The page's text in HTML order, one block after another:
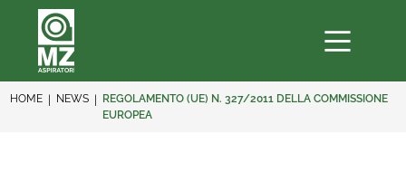
HOME NEWS
REGOLAMENTO (UE) N. 327/2011 DELLA COMMISSIONE
EUROPEA